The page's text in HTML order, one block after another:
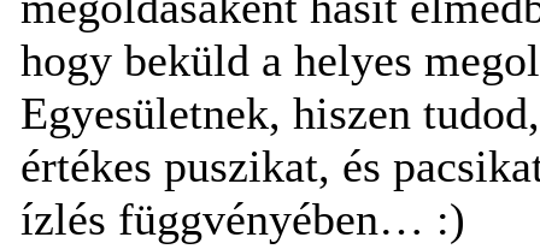
hogy beküld a helyes
Egyesületnek, hiszen
értékes puszikat, és
ízlés függvényében… :)